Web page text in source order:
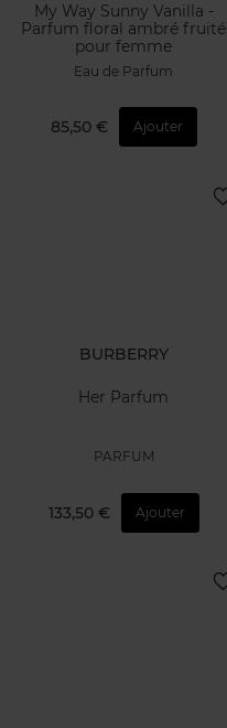
My Way Sunny Vanilla -
Parfum floral ambré fruité
pour femme
Eau de Parfum
85,50 € Ajouter
BURBERRY
Her Parfum
PARFUM
133,50 € Ajouter